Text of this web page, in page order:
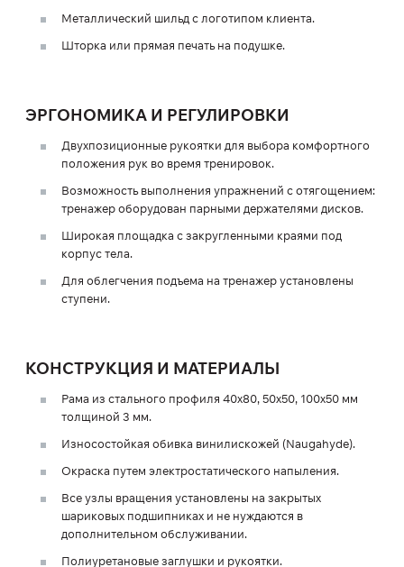
Металлический шильд с логотипом клиента.
Шторка или прямая печать на подушке.
ЭРГОНОМИКА И РЕГУЛИРОВКИ
Двухпозиционные рукоятки для выбора комфортного
положения рук во время тренировок.
Возможность выполнения упражнений с отягощением:
тренажер оборудован парными держателями дисков.
Широкая площадка с закругленными краями под
корпус тела.
Для облегчения подъема на тренажер установлены
ступени.
КОНСТРУКЦИЯ И МАТЕРИАЛЫ
Рама из стального профиля 40х80, 50х50, 100х50 мм
толщиной 3 мм.
Износостойкая обивка винилискожей (Naugahyde).
Окраска путем электростатического напыления.
Все узлы вращения установлены на закрытых
шариковых подшипниках и не нуждаются в
дополнительном обслуживании.
Полиуретановые заглушки и рукоятки.